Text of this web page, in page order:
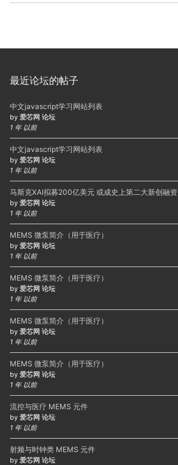
最近论坛的帖子
中文javascript学习网站列表
by 爱芯网 论坛
1 年 以前
中文javascript学习网站列表
by 爱芯网 论坛
1 年 以前
马斯克XAI拟募200亿美元 或成史上第二大新创融资
by 爱芯网 论坛
1 年 以前
MEMS 微泵简介（用于医疗）
by 爱芯网 论坛
1 年 以前
MEMS 微泵简介（用于医疗）
by 爱芯网 论坛
1 年 以前
MEMS 微泵简介（用于医疗）
by 爱芯网 论坛
1 年 以前
MEMS 微泵简介（用于医疗）
by 爱芯网 论坛
1 年 以前
流控与医疗 MEMS 元件
by 爱芯网 论坛
1 年 以前
射频与时钟类 MEMS 元件
by 爱芯网 论坛